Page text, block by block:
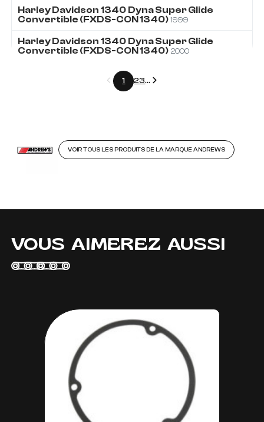
Harley Davidson 1340 Dyna Super Glide
Convertible (FXDS-CON 1340) 1999
Harley Davidson 1340 Dyna Super Glide
Convertible (FXDS-CON 1340) 2000
Précédent
1 23... Suivant
VOIR TOUS LES PRODUITS DE LA MARQUE ANDREWS
VOUS AIMEREZ AUSSI